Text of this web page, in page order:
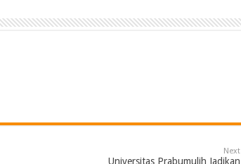
Next
Universitas Prabumulih Jadikan